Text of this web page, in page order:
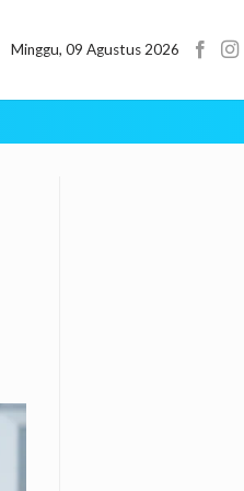
Minggu, 09 Agustus 2026